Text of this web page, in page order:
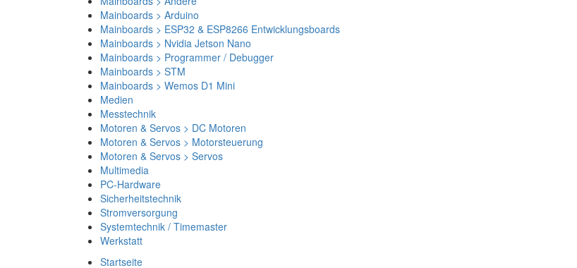
Mainboards > Arduino
Mainboards > ESP32 & ESP8266 Entwicklungsboards
Mainboards > Nvidia Jetson Nano
Mainboards > Programmer / Debugger
Mainboards > STM
Mainboards > Wemos D1 Mini
Medien
Messtechnik
Motoren & Servos > DC Motoren
Motoren & Servos > Motorsteuerung
Motoren & Servos > Servos
Multimedia
PC-Hardware
Sicherheitstechnik
Stromversorgung
Systemtechnik / Timemaster
Werkstatt
Startseite